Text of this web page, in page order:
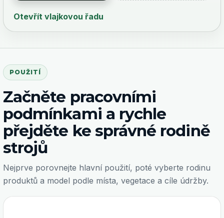
Otevřít vlajkovou řadu
POUŽITÍ
Začněte pracovními
podmínkami a rychle
přejděte ke správné rodině
strojů
Nejprve porovnejte hlavní použití, poté vyberte rodinu
produktů a model podle místa, vegetace a cíle údržby.